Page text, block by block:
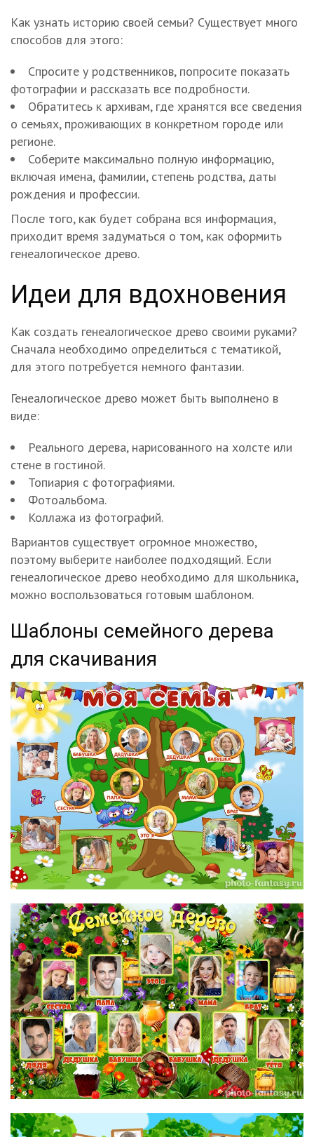
Как узнать историю своей семьи? Существует много
способов для этого:
Спросите у родственников, попросите показать
фотографии и рассказать все подробности.
Обратитесь к архивам, где хранятся все сведения
о семьях, проживающих в конкретном городе или
регионе.
Соберите максимально полную информацию,
включая имена, фамилии, степень родства, даты
рождения и профессии.
После того, как будет собрана вся информация,
приходит время задуматься о том, как оформить
генеалогическое древо.
Идеи для вдохновения
Как создать генеалогическое древо своими руками?
Сначала необходимо определиться с тематикой,
для этого потребуется немного фантазии.
Генеалогическое древо может быть выполнено в
виде:
Реального дерева, нарисованного на холсте или
стене в гостиной.
Топиария с фотографиями.
Фотоальбома.
Коллажа из фотографий.
Вариантов существует огромное множество,
поэтому выберите наиболее подходящий. Если
генеалогическое древо необходимо для школьника,
можно воспользоваться готовым шаблоном.
Шаблоны семейного дерева
для скачивания